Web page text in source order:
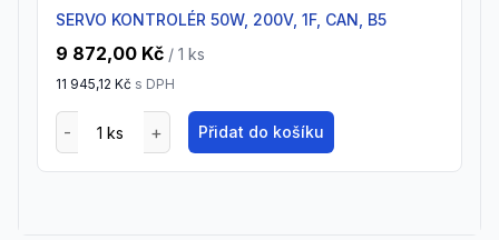
SERVO KONTROLÉR 50W, 200V, 1F, CAN, B5
9 872,00 Kč / 1 ks
11 945,12 Kč s DPH
Přidat do košíku